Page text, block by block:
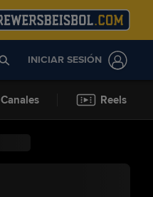
INICIAR SESIÓN
Canales Reels